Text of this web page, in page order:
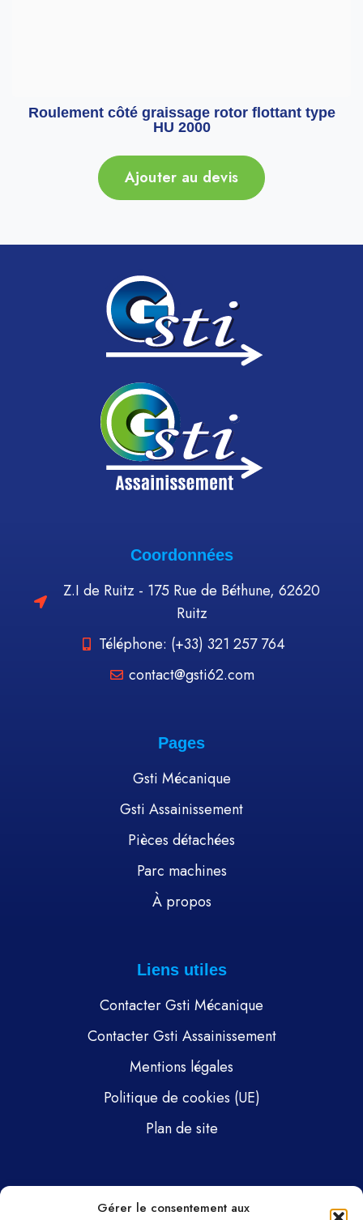
Gérer le consentement aux
Roulement côté graissage rotor flottant type
HU 2000
Ajouter au devis
Coordonnées
Z.I de Ruitz - 175 Rue de Béthune, 62620
Ruitz
Téléphone: (+33) 321 257 764
contact@gsti62.com
Pages
Gsti Mécanique
Gsti Assainissement
Pièces détachées
Parc machines
À propos
Liens utiles
Contacter Gsti Mécanique
Contacter Gsti Assainissement
Mentions légales
Politique de cookies (UE)
Plan de site